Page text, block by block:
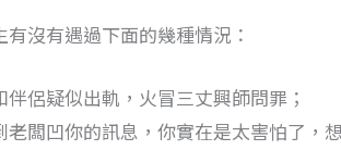
沒有遇過下面的幾種情況：
伴侶疑似出軌，火冒三丈興師問罪；
老闆凹你的訊息，你實在是太害怕了，